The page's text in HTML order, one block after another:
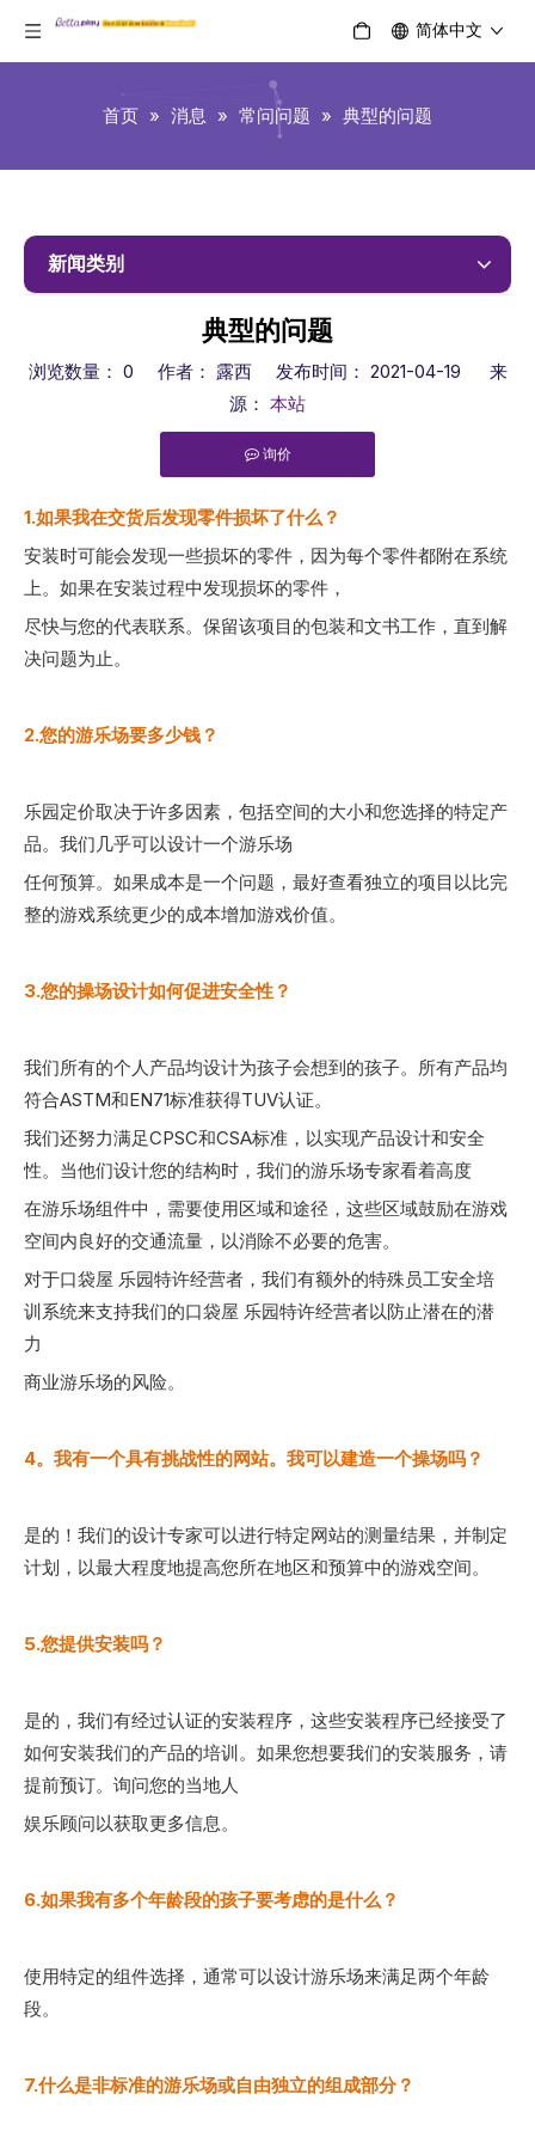
简体中文
首页 » 消息 » 常问问题 » 典型的问题
新闻类别
典型的问题
浏览数量： 0 作者： 露西 发布时间： 2021-04-19 来
源： 本站
询价
1.如果我在交货后发现零件损坏了什么？
安装时可能会发现一些损坏的零件，因为每个零件都附在系统
上。如果在安装过程中发现损坏的零件，
尽快与您的代表联系。保留该项目的包装和文书工作，直到解
决问题为止。
2.您的游乐场要多少钱？
乐园定价取决于许多因素，包括空间的大小和您选择的特定产
品。我们几乎可以设计一个游乐场
任何预算。如果成本是一个问题，最好查看独立的项目以比完
整的游戏系统更少的成本增加游戏价值。
3.您的操场设计如何促进安全性？
我们所有的个人产品均设计为孩子会想到的孩子。所有产品均
符合ASTM和EN71标准获得TUV认证。
我们还努力满足CPSC和CSA标准，以实现产品设计和安全
性。当他们设计您的结构时，我们的游乐场专家看着高度
在游乐场组件中，需要使用区域和途径，这些区域鼓励在游戏
空间内良好的交通流量，以消除不必要的危害。
对于口袋屋 乐园特许经营者，我们有额外的特殊员工安全培
训系统来支持我们的口袋屋 乐园特许经营者以防止潜在的潜
力
商业游乐场的风险。
4。 我有一个具有挑战性的网站。我可以建造一个操场吗？
是的！我们的设计专家可以进行特定网站的测量结果，并制定
计划，以最大程度地提高您所在地区和预算中的游戏空间。
5.您提供安装吗？
是的，我们有经过认证的安装程序，这些安装程序已经接受了
如何安装我们的产品的培训。如果您想要我们的安装服务，请
提前预订。询问您的当地人
娱乐顾问以获取更多信息。
6.如果我有多个年龄段的孩子要考虑的是什么？
使用特定的组件选择，通常可以设计游乐场来满足两个年龄
段。
7.什么是非标准的游乐场或自由独立的组成部分？